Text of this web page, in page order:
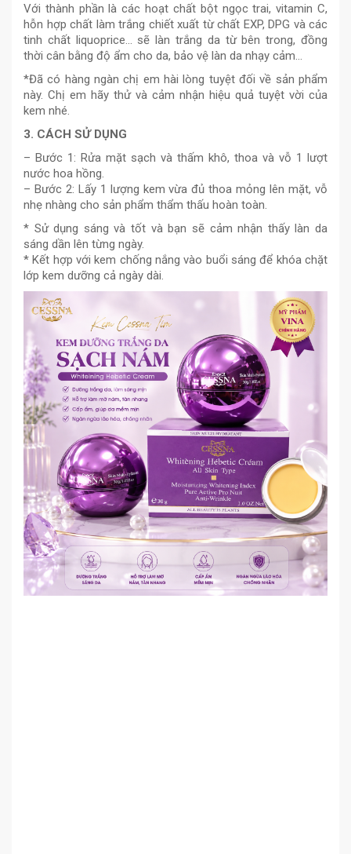
Với thành phần là các hoạt chất bột ngọc trai, vitamin C,
hỗn hợp chất làm trắng chiết xuất từ chất EXP, DPG và các
tinh chất liquoprice… sẽ làn trắng da từ bên trong, đồng
thời cân bằng độ ẩm cho da, bảo vệ làn da nhạy cảm…
*Đã có hàng ngàn chị em hài lòng tuyệt đối về sản phẩm
này. Chị em hãy thử và cảm nhận hiệu quả tuyệt vời của
kem nhé.
3. CÁCH SỬ DỤNG
– Bước 1: Rửa mặt sạch và thấm khô, thoa và vỗ 1 lượt
nước hoa hồng.
– Bước 2: Lấy 1 lượng kem vừa đủ thoa mỏng lên mặt, vỗ
nhẹ nhàng cho sản phẩm thẩm thấu hoàn toàn.
* Sử dụng sáng và tốt và bạn sẽ cảm nhận thấy làn da
sáng dần lên từng ngày.
* Kết hợp với kem chống nắng vào buổi sáng để khóa chặt
lớp kem dưỡng cả ngày dài.